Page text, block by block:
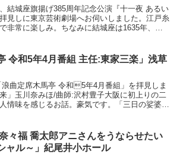
結城座旗揚げ385周年記念公演『十一夜 あるい
見しに東京芸術劇場へお伺いしました。江戸糸
非常に楽しみ。ちなみに結城座は1635年、初
令和5年4月番組 主任:東家三楽」浅草
浪曲定席木馬亭 令和5年4月番組」を拝見しま
」玉川奈みほ/曲師:沢村豊子大阪に初上りの二
情味を感じるお話。豪気です。「三日の娑婆」
々福 喬太郎アニさんをうならせたい
ャル～」紀尾井小ホール